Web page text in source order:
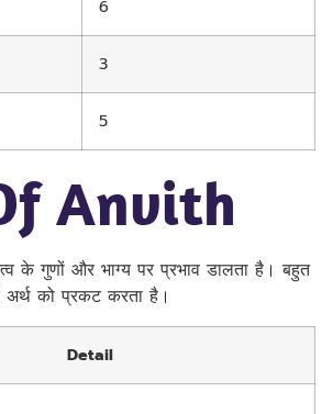
6
3
5
Anvith
के गुणों और भाग्य पर प्रभाव डालता है। बहुत
को प्रकट करता है।
Detail